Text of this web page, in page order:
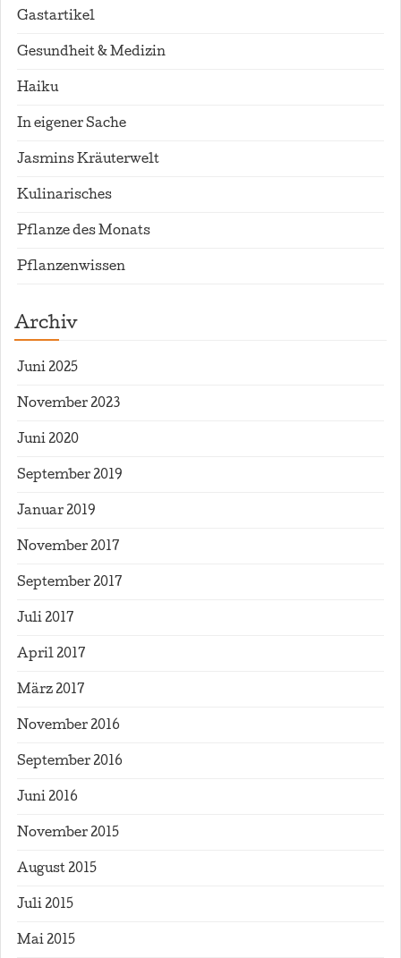
Gastartikel
Gesundheit & Medizin
Haiku
In eigener Sache
Jasmins Kräuterwelt
Kulinarisches
Pflanze des Monats
Pflanzenwissen
Archiv
Juni 2025
November 2023
Juni 2020
September 2019
Januar 2019
November 2017
September 2017
Juli 2017
April 2017
März 2017
November 2016
September 2016
Juni 2016
November 2015
August 2015
Juli 2015
Mai 2015